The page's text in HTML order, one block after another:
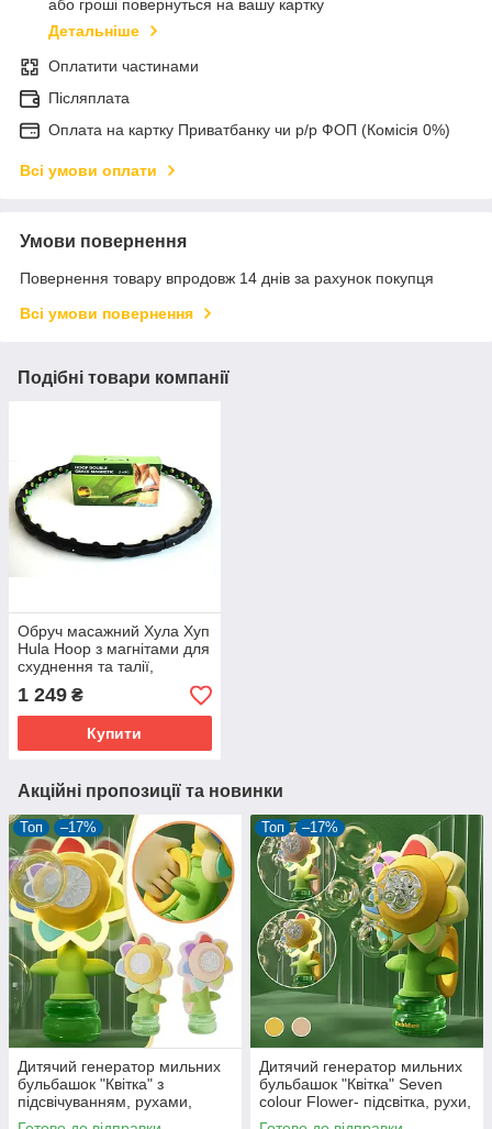
або гроші повернуться на вашу картку
Детальніше
Оплатити частинами
Післяплата
Оплата на картку Приватбанку чи р/р ФОП (Комісія 0%)
Всі умови оплати
Умови повернення
Повернення товару впродовж 14 днів за рахунок покупця
Всі умови повернення
Подібні товари компанії
Обруч масажний Хула Хуп
Hula Hoop з магнітами для
схуднення та талії,
розбірний, 97 см, JS-6002,
1,35 кг
1 249 ₴
Купити
Акційні пропозиції та новинки
Топ –17%
Дитячий генератор мильних
бульбашок "Квітка" з
підсвічуванням, рухами,
акумулятор
Топ –17%
Дитячий генератор мильних
бульбашок "Квітка" Seven
colour Flower- підсвітка, рухи,
акумулятор